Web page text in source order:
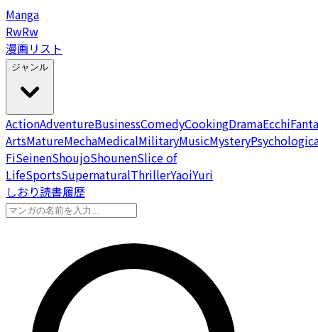
Manga
RwRw
漫画リスト
ジャンル
ActionAdventureBusinessComedyCookingDramaEcchi
ArtsMatureMechaMedicalMilitaryMusicMystery
FiSeinenShoujoShounenSlice of
LifeSportsSupernaturalThrillerYaoiYuri
しおり読書履歴